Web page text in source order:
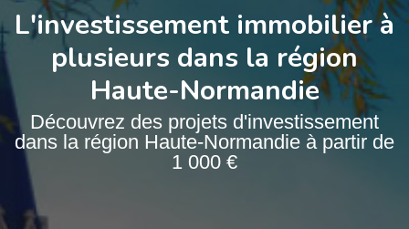
L'investissement immobilier à
plusieurs dans la région
Haute-Normandie
Découvrez des projets d'investissement
dans la région Haute-Normandie à partir de
1 000 €